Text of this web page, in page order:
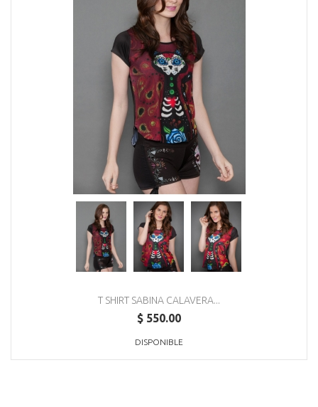
T SHIRT SABINA CALAVERA...
$ 550.00
DISPONIBLE